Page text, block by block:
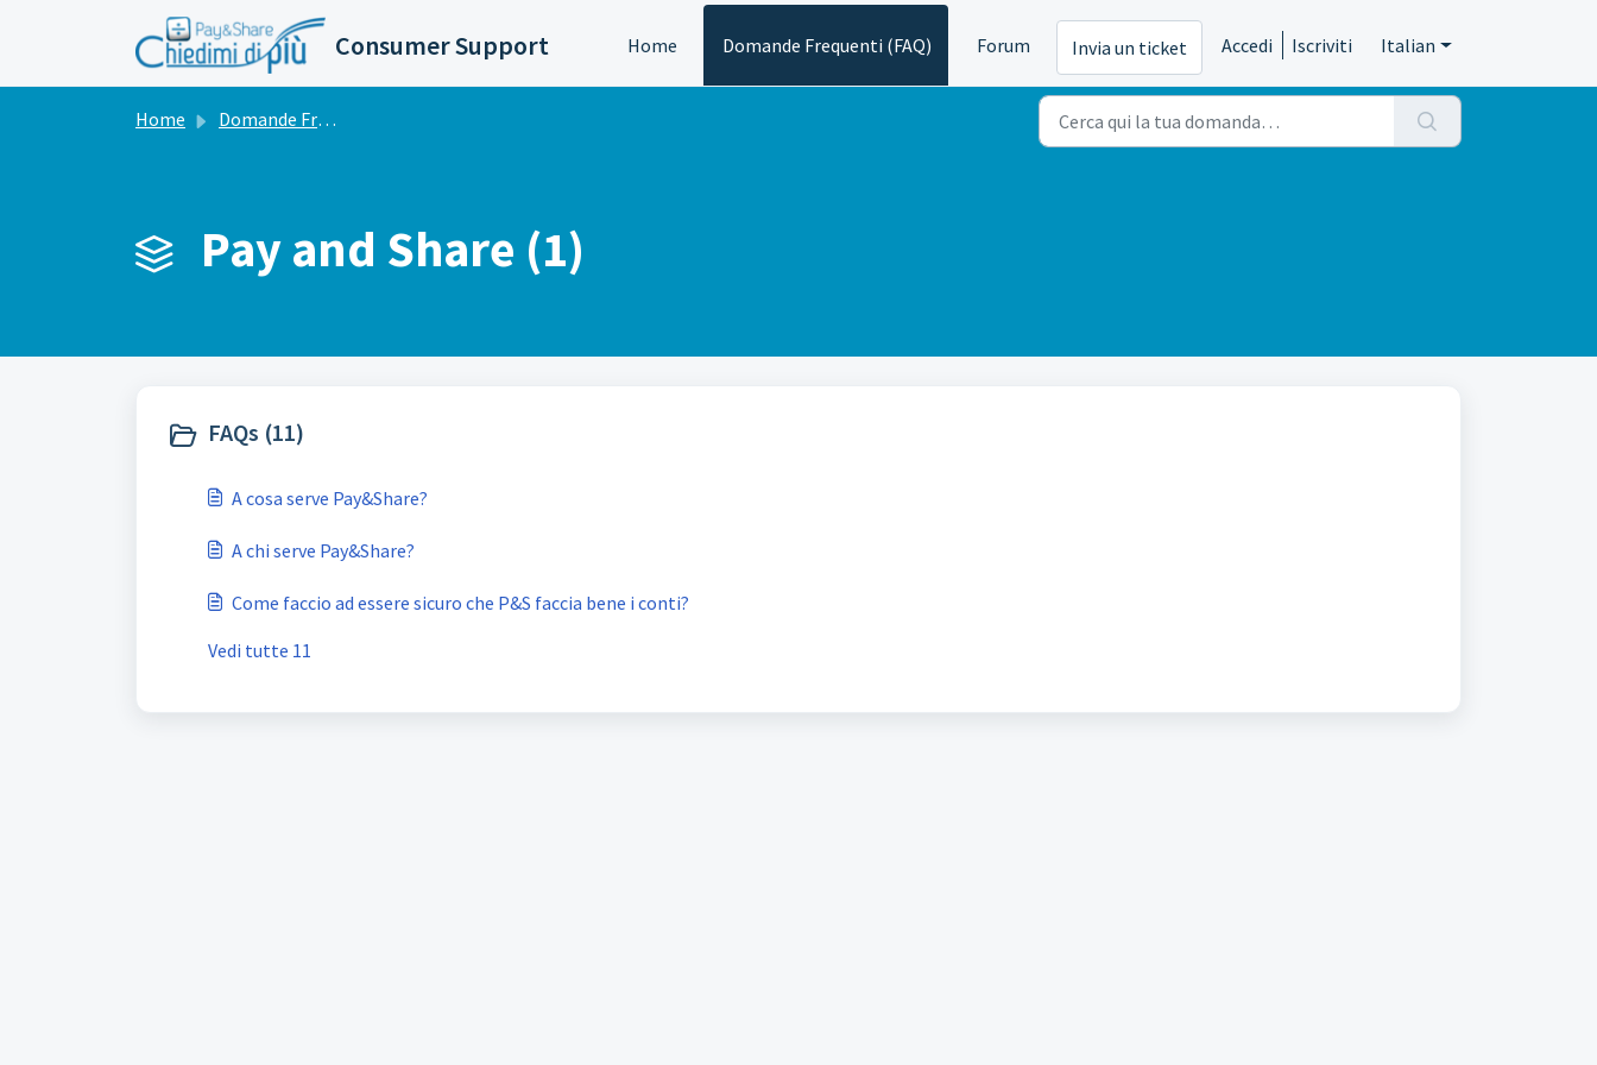
Salta al contenuto principale
Consumer Support Home Domande Frequenti (FAQ) Forum Invia un ticket Accedi Iscriviti Italian
Home Domande Frequenti (FAQ)
Pay and Share (1)
FAQs (11)
A cosa serve Pay&Share?
A chi serve Pay&Share?
Come faccio ad essere sicuro che P&S faccia bene i conti?
Vedi tutte 11